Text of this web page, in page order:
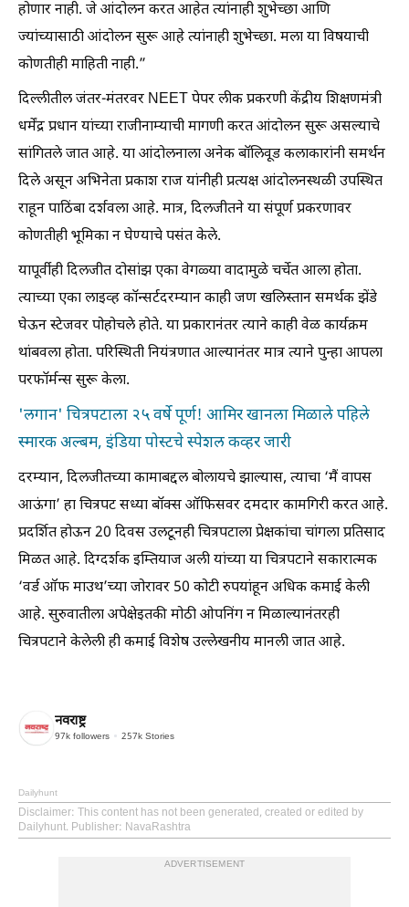
होणार नाही. जे आंदोलन करत आहेत त्यांनाही शुभेच्छा आणि
ज्यांच्यासाठी आंदोलन सुरू आहे त्यांनाही शुभेच्छा. मला या विषयाची
कोणतीही माहिती नाही.”
दिल्लीतील जंतर-मंतरवर NEET पेपर लीक प्रकरणी केंद्रीय शिक्षणमंत्री
धर्मेंद्र प्रधान यांच्या राजीनाम्याची मागणी करत आंदोलन सुरू असल्याचे
सांगितले जात आहे. या आंदोलनाला अनेक बॉलिवूड कलाकारांनी समर्थन
दिले असून अभिनेता प्रकाश राज यांनीही प्रत्यक्ष आंदोलनस्थळी उपस्थित
राहून पाठिंबा दर्शवला आहे. मात्र, दिलजीतने या संपूर्ण प्रकरणावर
कोणतीही भूमिका न घेण्याचे पसंत केले.
यापूर्वीही दिलजीत दोसांझ एका वेगळ्या वादामुळे चर्चेत आला होता.
त्याच्या एका लाइव्ह कॉन्सर्टदरम्यान काही जण खलिस्तान समर्थक झेंडे
घेऊन स्टेजवर पोहोचले होते. या प्रकारानंतर त्याने काही वेळ कार्यक्रम
थांबवला होता. परिस्थिती नियंत्रणात आल्यानंतर मात्र त्याने पुन्हा आपला
परफॉर्मन्स सुरू केला.
​'लगान' चित्रपटाला २५ वर्षे पूर्ण! आमिर खानला मिळाले पहिले
स्मारक अल्बम, इंडिया पोस्टचे स्पेशल कव्हर जारी
दरम्यान, दिलजीतच्या कामाबद्दल बोलायचे झाल्यास, त्याचा ‘मैं वापस
आऊंगा’ हा चित्रपट सध्या बॉक्स ऑफिसवर दमदार कामगिरी करत आहे.
प्रदर्शित होऊन 20 दिवस उलटूनही चित्रपटाला प्रेक्षकांचा चांगला प्रतिसाद
मिळत आहे. दिग्दर्शक इम्तियाज अली यांच्या या चित्रपटाने सकारात्मक
‘वर्ड ऑफ माउथ’च्या जोरावर 50 कोटी रुपयांहून अधिक कमाई केली
आहे. सुरुवातीला अपेक्षेइतकी मोठी ओपनिंग न मिळाल्यानंतरही
चित्रपटाने केलेली ही कमाई विशेष उल्लेखनीय मानली जात आहे.
नवराष्ट्र
97k followers 257k Stories
Dailyhunt
Disclaimer: This content has not been generated, created or edited by
Dailyhunt. Publisher: NavaRashtra
ADVERTISEMENT